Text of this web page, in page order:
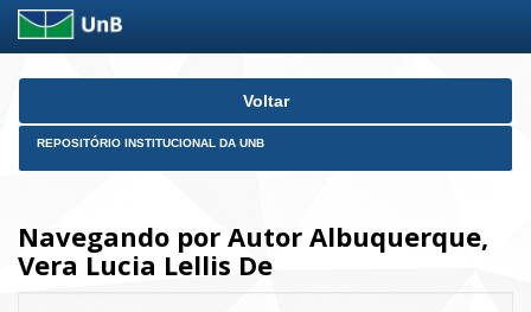
Skip
Voltar
REPOSITÓRIO INSTITUCIONAL DA UNB
Navegando por Autor Albuquerque,
Vera Lucia Lellis De